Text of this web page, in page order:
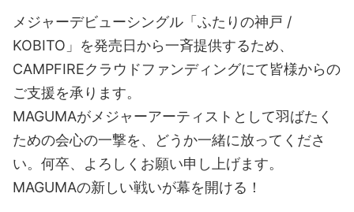
メジャーデビューシングル「ふたりの神戸 /
KOBITO」を発売日から一斉提供するため、
CAMPFIREクラウドファンディングにて皆様からの
ご支援を承ります。
MAGUMAがメジャーアーティストとして羽ばたく
ための会心の一撃を、どうか一緒に放ってくださ
い。何卒、よろしくお願い申し上げます。
MAGUMAの新しい戦いが幕を開ける！